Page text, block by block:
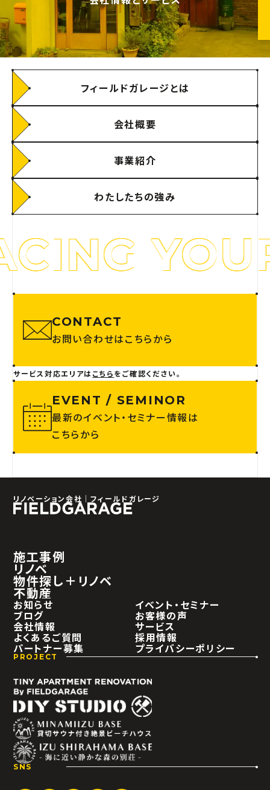
フィールドガレージとは
会社概要
事業紹介
わたしたちの強み
CONTACT
お問い合わせはこちらから
サービス対応エリアはこちらをご確認ください。
EVENT / SEMINOR
最新のイベント・セミナー情報は
こちらから
リノベーション会社｜フィールドガレージ
施工事例
リノベ
物件探し＋リノベ
不動産
お知らせ イベント・セミナー
ブログ お客様の声
会社情報 サービス
よくあるご質問 採用情報
パートナー募集 プライバシーポリシー
PROJECT
SNS